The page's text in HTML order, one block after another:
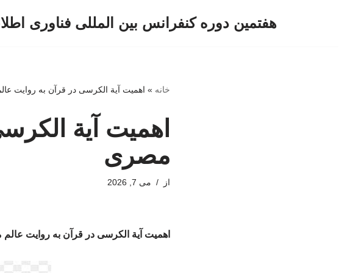
هفتمین دوره کنفرانس بین المللی فناوری
خانه » اهمیت آیة الکرسی در قرآن به روایت
اهمیت آیة
مصری
از می 7, 2026
اهمیت آیة الکرسی در قرآن به روایت